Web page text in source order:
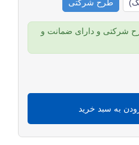
طرح شرکتی
شرکتی و دارای ضمانت و
به سبد خرید